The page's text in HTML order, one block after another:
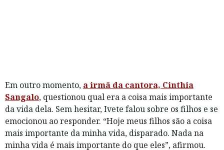
Em outro momento, a irmã da cantora, Cinthia
Sangalo, questionou qual era a coisa mais importante
da vida dela. Sem hesitar, Ivete falou sobre os filhos e se
emocionou ao responder. “Hoje meus filhos são a coisa
mais importante da minha vida, disparado. Nada na
minha vida é mais importante do que eles”, afirmou.